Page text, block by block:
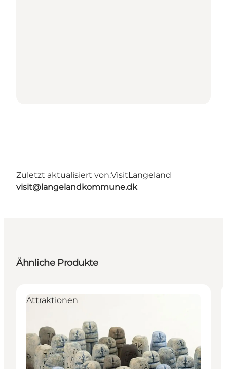
Zuletzt aktualisiert von:VisitLangeland
visit@langelandkommune.dk
Ähnliche Produkte
Attraktionen